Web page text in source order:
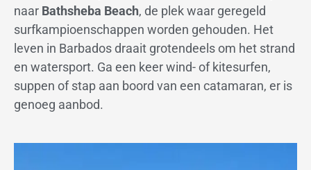
naar Bathsheba Beach, de plek waar geregeld
surfkampioenschappen worden gehouden. Het
leven in Barbados draait grotendeels om het strand
en watersport. Ga een keer wind- of kitesurfen,
suppen of stap aan boord van een catamaran, er is
genoeg aanbod.